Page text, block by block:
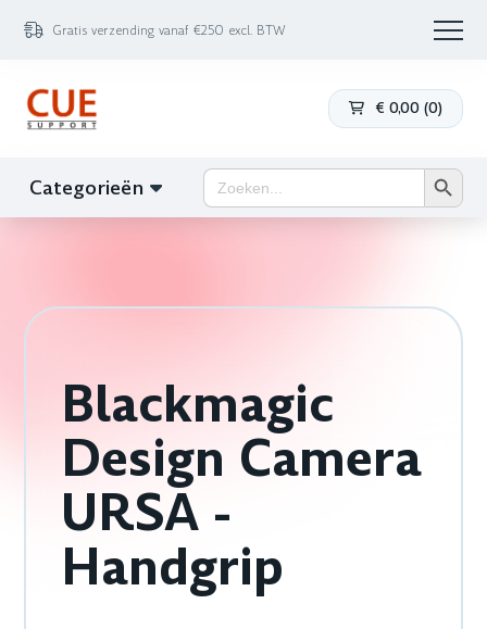
Gratis verzending vanaf €250 excl. BTW
€ 0,00 (0)
Categorieën Zoek
naar:
Blackmagic
Design Camera
URSA -
Handgrip